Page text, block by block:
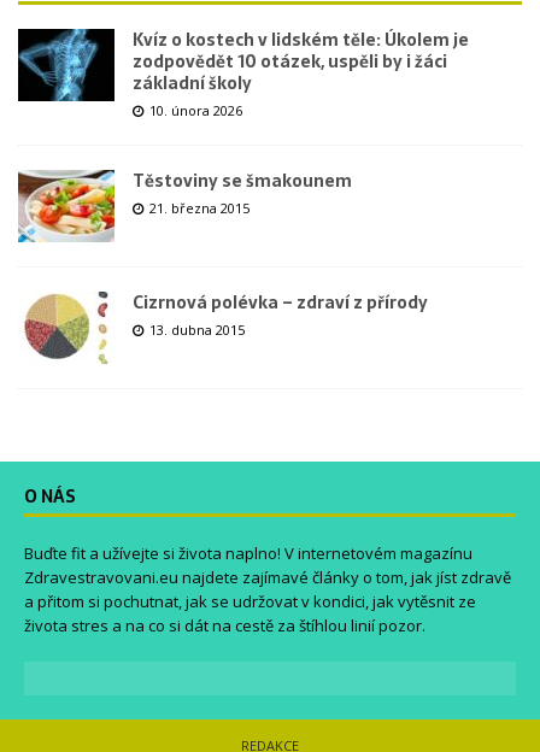
Kvíz o kostech v lidském těle: Úkolem je
zodpovědět 10 otázek, uspěli by i žáci
základní školy
10. února 2026
Těstoviny se šmakounem
21. března 2015
Cizrnová polévka – zdraví z přírody
13. dubna 2015
O NÁS
Buďte fit a užívejte si života naplno! V internetovém magazínu
Zdravestravovani.eu najdete zajímavé články o tom, jak jíst zdravě
a přitom si pochutnat, jak se udržovat v kondici, jak vytěsnit ze
života stres a na co si dát na cestě za štíhlou linií pozor.
REDAKCE